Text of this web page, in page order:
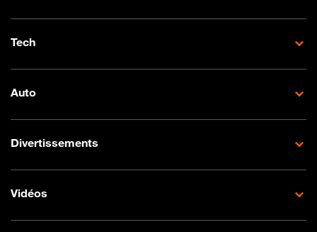
Tech
Auto
Divertissements
Vidéos